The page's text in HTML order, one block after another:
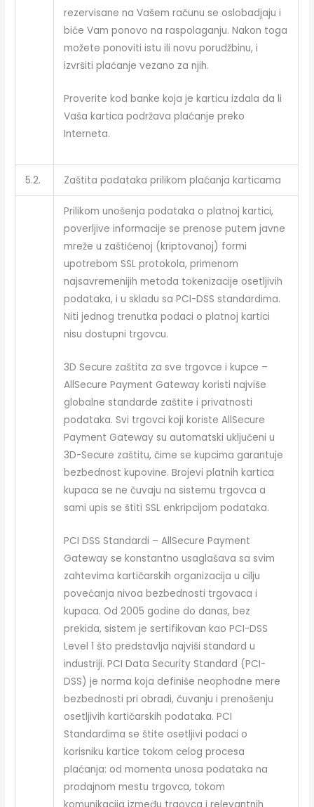
rezervisane na Vašem računu se oslobadjaju i
biće Vam ponovo na raspolaganju. Nakon toga
možete ponoviti istu ili novu porudžbinu, i
izvršiti plaćanje vezano za njih.
Proverite kod banke koja je karticu izdala da li
Vaša kartica podržava plaćanje preko
Interneta.
5.2. Zaštita podataka prilikom plaćanja karticama
Prilikom unošenja podataka o platnoj kartici,
poverljive informacije se prenose putem javne
mreže u zaštićenoj (kriptovanoj) formi
upotrebom SSL protokola, primenom
najsavremenijih metoda tokenizacije osetljivih
podataka, i u skladu sa PCI-DSS standardima.
Niti jednog trenutka podaci o platnoj kartici
nisu dostupni trgovcu.
3D Secure zaštita za sve trgovce i kupce –
AllSecure Payment Gateway koristi najviše
globalne standarde zaštite i privatnosti
podataka. Svi trgovci koji koriste AllSecure
Payment Gateway su automatski uključeni u
3D-Secure zaštitu, čime se kupcima garantuje
bezbednost kupovine. Brojevi platnih kartica
kupaca se ne čuvaju na sistemu trgovca a
sami upis se štiti SSL enkripcijom podataka.
PCI DSS Standardi – AllSecure Payment
Gateway se konstantno usaglašava sa svim
zahtevima kartičarskih organizacija u cilju
povećanja nivoa bezbednosti trgovaca i
kupaca. Od 2005 godine do danas, bez
prekida, sistem je sertifikovan kao PCI-DSS
Level 1 što predstavlja najviši standard u
industriji. PCI Data Security Standard (PCI-
DSS) je norma koja definiše neophodne mere
bezbednosti pri obradi, čuvanju i prenošenju
osetljivih kartičarskih podataka. PCI
Standardima se štite osetljivi podaci o
korisniku kartice tokom celog procesa
plaćanja: od momenta unosa podataka na
prodajnom mestu trgovca, tokom